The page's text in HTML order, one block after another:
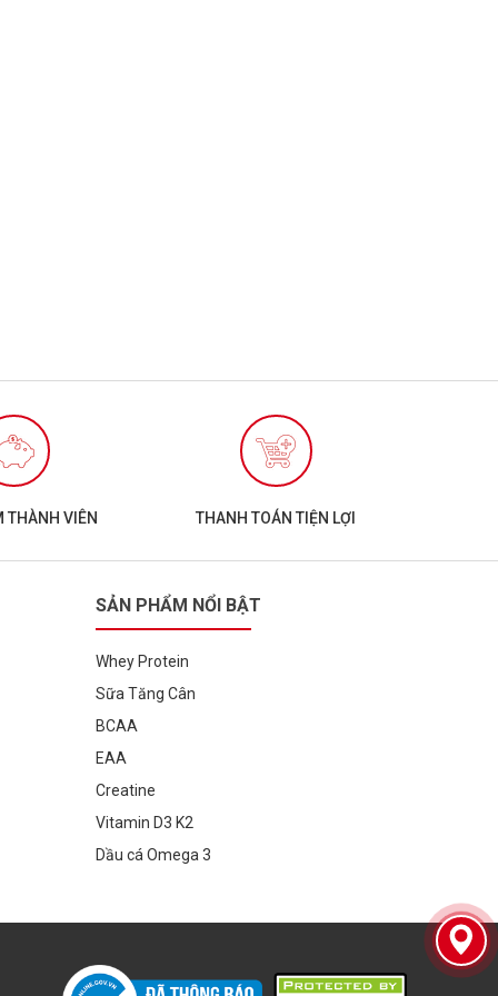
THÀNH VIÊN THANH TOÁN TIỆN LỢI
SẢN PHẨM NỔI BẬT
Whey Protein
Sữa Tăng Cân
BCAA
EAA
Creatine
Vitamin D3 K2
Dầu cá Omega 3